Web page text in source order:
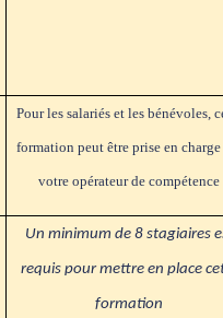
Pour les salariés et les bénévoles,
formation peut être prise en charge
votre opérateur de compétence
Un minimum de 8 stagiaires
requis pour mettre en place
formation